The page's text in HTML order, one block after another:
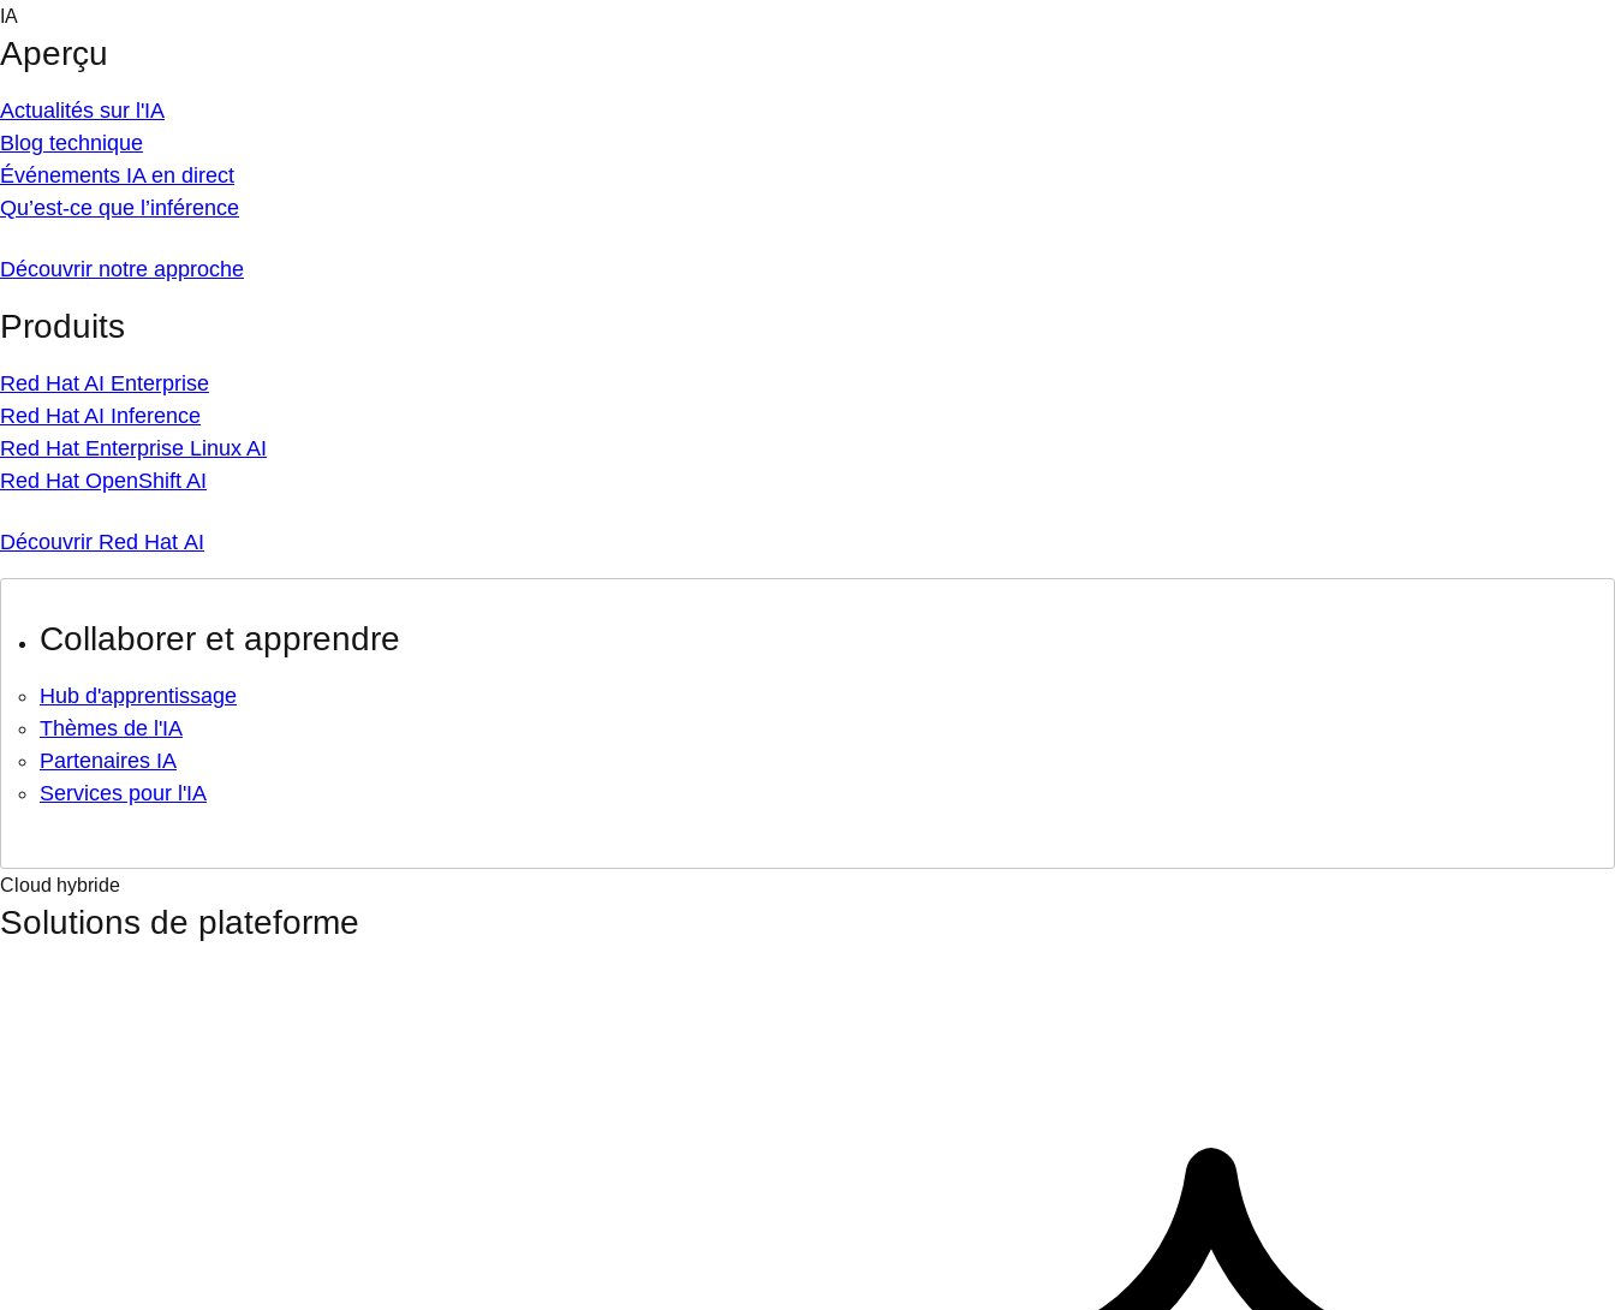
Skip
content
IA
Aperçu
Actualités sur l'IA
Blog technique
Événements IA en direct
Qu’est-ce que l’inférence
Découvrir notre approche
Produits
Red Hat AI Enterprise
Red Hat AI Inference
Red Hat Enterprise Linux AI
Red Hat OpenShift AI
Découvrir Red Hat AI
Collaborer et apprendre
Hub d'apprentissage
Thèmes de l'IA
Partenaires IA
Services pour l'IA
Cloud hybride
Solutions de plateforme